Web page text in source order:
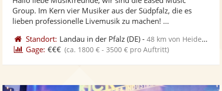
Group. Im Kern vier Musiker aus der Südpfalz, die es
lieben professionelle Livemusik zu machen! ...
Standort: Landau in der Pfalz (DE) -48 km von Heidelberg
Gage: €€€ (ca. 1800 € - 3500 € pro Auftritt)